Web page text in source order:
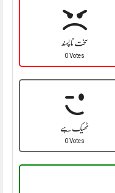
سخت نا پسند
0 Votes
ٹھیک ہے
0 Votes